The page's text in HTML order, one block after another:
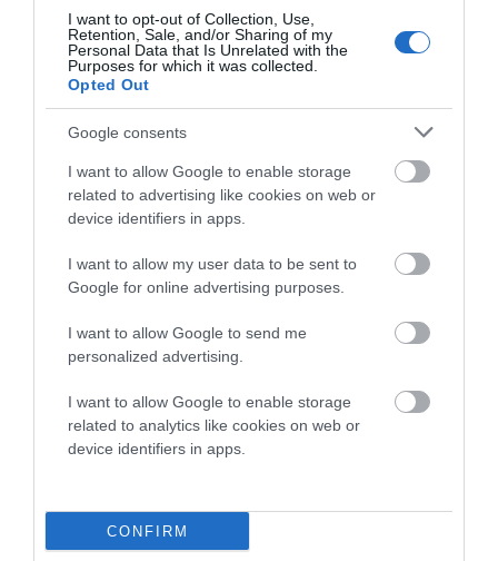
I want to opt-out of Collection, Use,
Retention, Sale, and/or Sharing of my
Personal Data that Is Unrelated with the
Purposes for which it was collected.
Opted Out
Google consents
I want to allow Google to enable storage
related to advertising like cookies on web or
device identifiers in apps.
I want to allow my user data to be sent to
Google for online advertising purposes.
I want to allow Google to send me
personalized advertising.
I want to allow Google to enable storage
related to analytics like cookies on web or
device identifiers in apps.
CONFIRM